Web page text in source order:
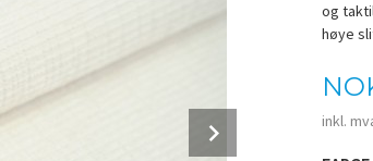
og
høye
Pris
inkl.